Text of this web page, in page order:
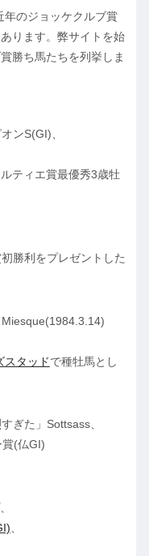
年のジョッケクルブ賞
ります。弊サイトを始
勝ち馬たちを列挙しま
ンS(GI)、
ティエ賞最優秀3歳牡
勝利をプレゼントした
スタッドで種牡馬とし
ぎた」Sottsass、
(仏GI)
、